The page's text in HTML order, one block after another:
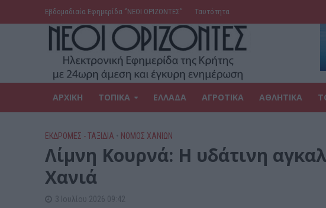
Εβδομαδιαία Εφημερίδα ‘’ΝΕΟΙ ΟΡΙΖΟΝΤΕΣ’’ Ταυτότητα
ΑΡΧΙΚΗ ΤΟΠΙΚΑ ΕΛΛΑΔΑ ΑΓΡΟΤΙΚΑ ΑΘΛΗΤΙΚΑ
ΕΚΔΡΟΜΈΣ - ΤΑΞΊΔΙΑ • ΝΟΜΌΣ ΧΑΝΊΩΝ
Λίμνη Κουρνά: Η υδάτινη
Χανιά
3 Ιουλίου 2026 09:42